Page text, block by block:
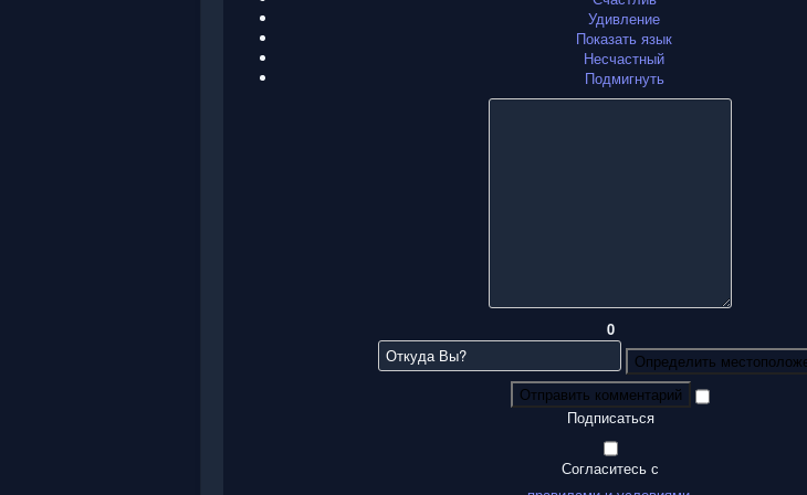
Удивление
Показать язык
Несчастный
Подмигнуть
0
Определить
Отправить комментарий
Подписаться
Согласитесь с